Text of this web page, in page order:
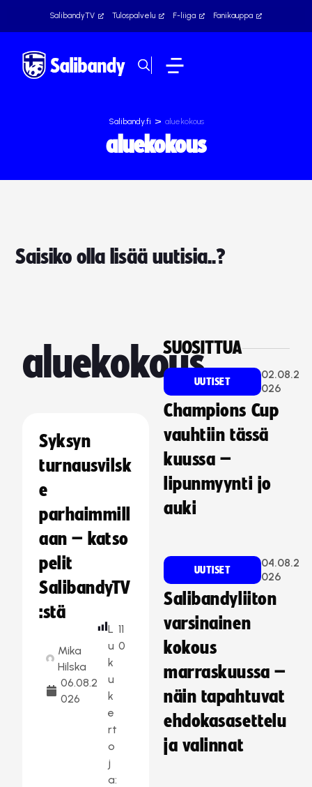
SalibandyTV Tulospalvelu F-liiga Fanikauppa
Salibandy.fi > aluekokous
aluekokous
Saisiko olla lisää uutisia..?
aluekokous
Syksyn
turnausvilsk
e
parhaimmill
aan – katso
pelit
SalibandyTV
:stä
Mika
Hilska
06.08.2
026
L
u
k
u
k
e
rt
o
j
a:
11
0
SUOSITTUA
UUTISET
02.08.2
026
Champions Cup
vauhtiin tässä
kuussa –
lipunmyynti jo
auki
UUTISET
04.08.2
026
Salibandyliiton
varsinainen
kokous
marraskuussa –
näin tapahtuvat
ehdokasasettelu
ja valinnat